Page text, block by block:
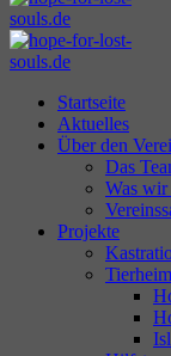
Startseite
Aktuelles
Über den
Das
Was wir
Projekte